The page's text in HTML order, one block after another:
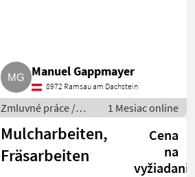
Manuel Gappmayer
8972 Ramsau am Dachstein
Zmluvné práce /
Sečenie svahov
1 Mesiac online
Mulcharbeiten,
Fräsarbeiten
Cena
na